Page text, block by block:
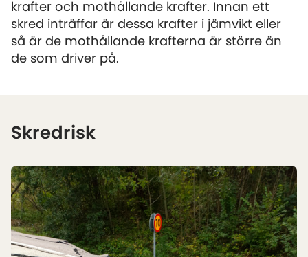
krafter och mothållande krafter. Innan ett
skred inträffar är dessa krafter i jämvikt eller
så är de mothållande krafterna är större än
de som driver på.
Skredrisk